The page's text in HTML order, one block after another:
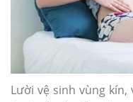
Lười vệ sinh vùng kín,